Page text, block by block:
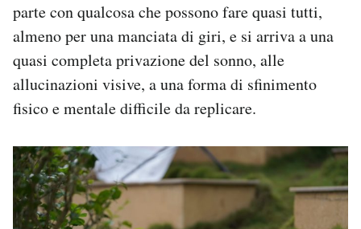
parte con qualcosa che possono fare quasi tutti,
almeno per una manciata di giri, e si arriva a una
quasi completa privazione del sonno, alle
allucinazioni visive, a una forma di sfinimento
fisico e mentale difficile da replicare.